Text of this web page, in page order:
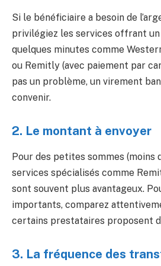
Si le bénéficiaire a besoin de
privilégiez les services offrant
quelques minutes comme
ou Remitly (avec paiement par
pas un problème, un virement
convenir.
2. Le montant à envoyer
Pour des petites sommes (moins
services spécialisés comme
sont souvent plus avantageux.
importants, comparez
certains prestataires proposent
3. La fréquence des